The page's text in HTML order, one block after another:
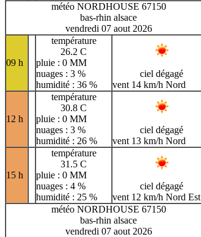
météo NORDHOUSE 67150
bas-rhin alsace
vendredi 07 aout 2026
09 h
température
26.2 C
pluie : 0 MM
nuages : 3 %
humidité : 36 %
ciel dégagé
vent 14 km/h Nord
12 h
température
30.8 C
pluie : 0 MM
nuages : 3 %
humidité : 26 %
ciel dégagé
vent 13 km/h Nord
15 h
température
31.5 C
pluie : 0 MM
nuages : 4 %
humidité : 25 %
ciel dégagé
vent 12 km/h Nord Est
météo NORDHOUSE 67150
bas-rhin alsace
vendredi 07 aout 2026